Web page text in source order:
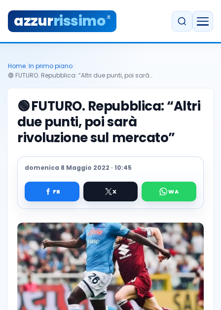
azzurrissimo.it
Home In primo piano
🟢 FUTURO. Repubblica: “Altri due punti, poi sarà…
🟢FUTURO. Repubblica: “Altri
due punti, poi sarà
rivoluzione sul mercato”
domenica 8 Maggio 2022 · 10:45